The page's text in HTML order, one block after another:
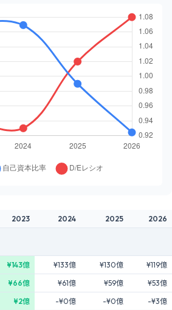
2023 2024 2025 2026
¥143億 ¥133億 ¥130億
¥119億
¥66億 ¥61億 ¥59億
¥53億
¥2億 -¥0億 -¥0億
-¥3億